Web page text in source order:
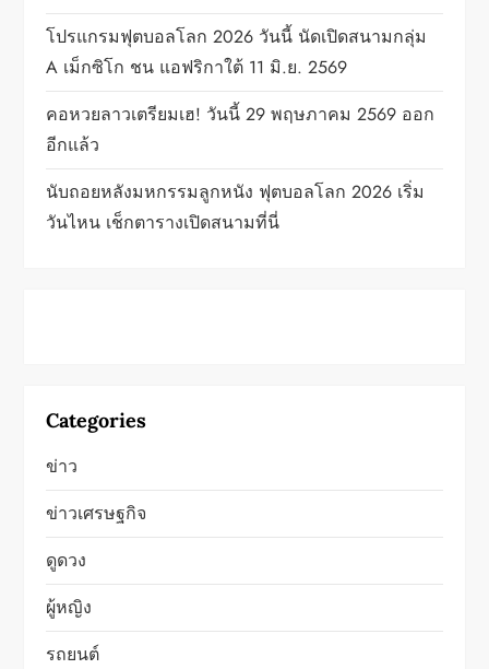
o
n
โปรแกรมฟุตบอลโลก 2026 วันนี้ นัดเปิดสนามกลุ่ม
A เม็กซิโก ชน แอฟริกาใต้ 11 มิ.ย. 2569
คอหวยลาวเตรียมเฮ! วันนี้ 29 พฤษภาคม 2569 ออก
อีกแล้ว
นับถอยหลังมหกรรมลูกหนัง ฟุตบอลโลก 2026 เริ่ม
วันไหน เช็กตารางเปิดสนามที่นี่
Categories
ข่าว
ข่าวเศรษฐกิจ
ดูดวง
ผู้หญิง
รถยนต์